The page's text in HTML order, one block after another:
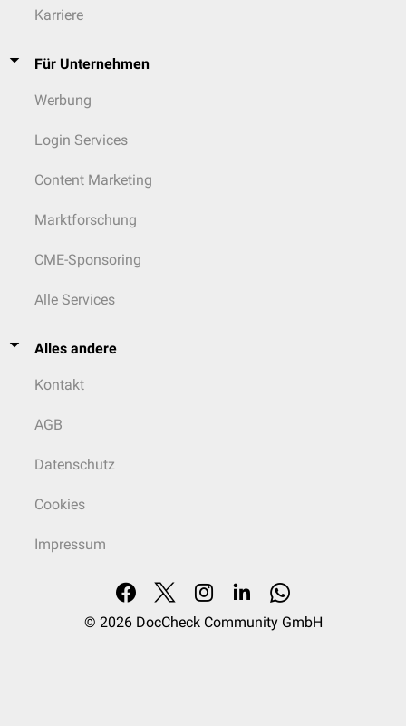
Karriere
Für Unternehmen
Werbung
Login Services
Content Marketing
Marktforschung
CME-Sponsoring
Alle Services
Alles andere
Kontakt
AGB
Datenschutz
Cookies
Impressum
© 2026 DocCheck Community GmbH